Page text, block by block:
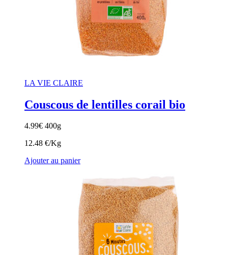
LA VIE CLAIRE
Couscous de lentilles corail bio
4.99€ 400g
12.48 €/Kg
Ajouter au panier